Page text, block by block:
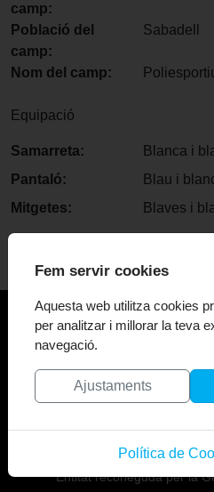
camp:
Població del
camp:
Sabadell
Nom del camp:
Equipació
Samarreta:
Blanca i
Pantaló:
Blau i
Mitgetes:
Blaves i
Entitat reconeguda per la
Fem servir cookies
Aquesta web utilitza cookies
per analitzar i millorar la teva
navegació.
Ajustaments
Política de